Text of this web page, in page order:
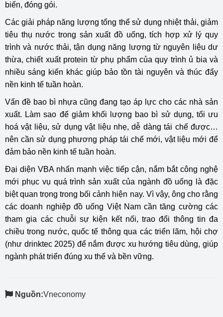
biến, đóng gói.
Các giải pháp năng lượng tổng thể sử dụng nhiệt thải, giảm
tiêu thụ nước trong sản xuất đồ uống, tích hợp xử lý quy
trình và nước thải, tận dụng năng lượng từ nguyên liệu dư
thừa, chiết xuất protein từ phụ phẩm của quy trình ủ bia và
nhiều sáng kiến khác giúp bảo tồn tài nguyên và thúc đẩy
nền kinh tế tuần hoàn.
Vấn đề bao bì nhựa cũng đang tạo áp lực cho các nhà sản
xuất. Làm sao để giảm khối lượng bao bì sử dụng, tối ưu
hoá vật liệu, sử dụng vật liệu nhẹ, dễ dàng tái chế được…
nên cần sử dụng phương pháp tái chế mới, vật liệu mới để
đảm bảo nền kinh tế tuần hoàn.
Đại diện VBA nhấn mạnh việc tiếp cận, nắm bắt công nghệ
mới phục vụ quá trình sản xuất của ngành đồ uống là đặc
biệt quan trọng trong bối cảnh hiện nay. Vì vậy, ông cho rằng
các doanh nghiệp đồ uống Việt Nam cần tăng cường các
tham gia các chuỗi sự kiện kết nối, trao đổi thông tin đa
chiều trong nước, quốc tế thông qua các triển lãm, hội chợ
(như drinktec 2025) để nắm được xu hướng tiêu dùng, giúp
ngành phát triển đúng xu thế và bền vững.
Nguồn:Vneconomy